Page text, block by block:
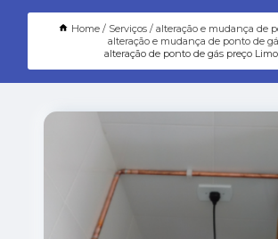
Home Serviços
alteração e mudança de
alteração e mudança de ponto de
alteração de ponto de gás preço